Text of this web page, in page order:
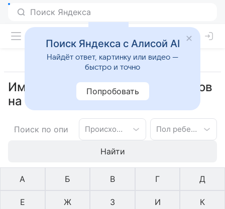
Имена ирландское для мальчиков
на букву Б
Происхождение имени Пол ребенка
Найти
А Б В Г Д
Е Ж З И К
Поиск Яндекса с Алисой AI
Найдёт ответ, картинку или видео —
быстро и точно
Попробовать